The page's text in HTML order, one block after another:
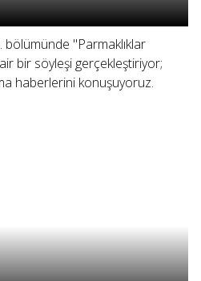
bölümünde "Parmaklıklar
bir söyleşi gerçekleştiriyor;
haberlerini konuşuyoruz.